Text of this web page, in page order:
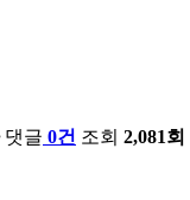
댓글 0건 조회 2,081회